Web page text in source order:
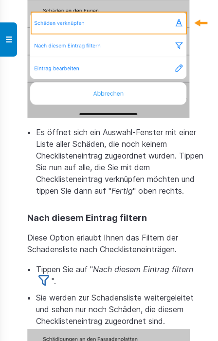
☰
Es öffnet sich ein Auswahl-Fenster mit einer
Liste aller Schäden, die noch keinem
Checklisteneintrag zugeordnet wurden. Tippen
Sie nun auf alle, die Sie mit dem
Checklisteneintrag verknüpfen möchten und
tippen Sie dann auf "Fertig" oben rechts.
Nach diesem Eintrag filtern
Diese Option erlaubt Ihnen das Filtern der
Schadensliste nach Checklisteneinträgen.
Tippen Sie auf "Nach diesem Eintrag filtern
".
Sie werden zur Schadensliste weitergeleitet
und sehen nur noch Schäden, die diesem
Checklisteneintrag zugeordnet sind.